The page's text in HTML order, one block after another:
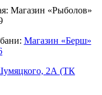
Магазин «Рыболов»
Магазин «Берш»
2А (ТК